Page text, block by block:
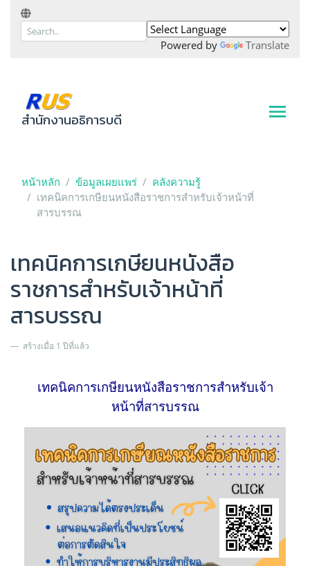
Powered by Translate
สำนักงานอธิการบดี
หน้าหลัก ข้อมูลเผยแพร่
คลังความรู้
เทคนิคการเกษียนหนังสือราชการสำหรับเจ้าหน้าที่
สารบรรณ
เทคนิคการเกษียนหนังสือ
ราชการสำหรับเจ้าหน้าที่
สารบรรณ
สร้างเมื่อ 1 ปีที่แล้ว
เทคนิคการเกษียนหนังสือราชการสำหรับเจ้า
หน้าที่สารบรรณ